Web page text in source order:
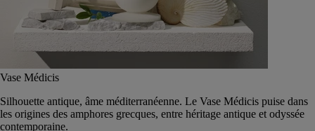
Vase Médicis
Silhouette antique, âme méditerranéenne. Le Vase Médicis puise dans
les origines des amphores grecques, entre héritage antique et odyssée
contemporaine.